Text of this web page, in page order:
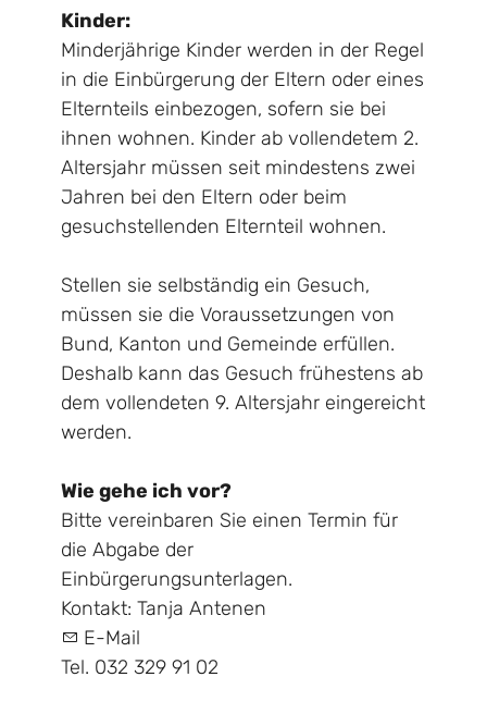
Kinder:
Minderjährige Kinder werden in der Regel
in die Einbürgerung der Eltern oder eines
Elternteils einbezogen, sofern sie bei
ihnen wohnen. Kinder ab vollendetem 2.
Altersjahr müssen seit mindestens zwei
Jahren bei den Eltern oder beim
gesuchstellenden Elternteil wohnen.
Stellen sie selbständig ein Gesuch,
müssen sie die Voraussetzungen von
Bund, Kanton und Gemeinde erfüllen.
Deshalb kann das Gesuch frühestens ab
dem vollendeten 9. Altersjahr eingereicht
werden.
Wie gehe ich vor?
Bitte vereinbaren Sie einen Termin für
die Abgabe der
Einbürgerungsunterlagen.
Kontakt: Tanja Antenen
E-Mail
Tel. 032 329 91 02